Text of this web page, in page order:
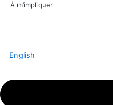
À m’impliquer
English